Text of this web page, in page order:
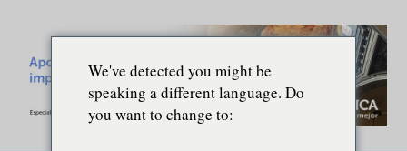
We've detected you might be
speaking a different language. Do
you want to change to: